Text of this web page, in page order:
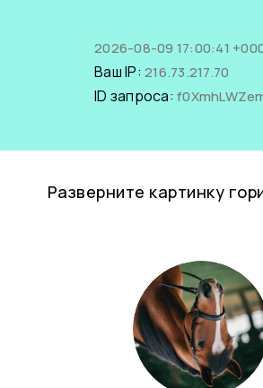
2026-08-09 17:00:41
Ваш IP: 216.73.217.70
ID запроса:
Разверните картинку